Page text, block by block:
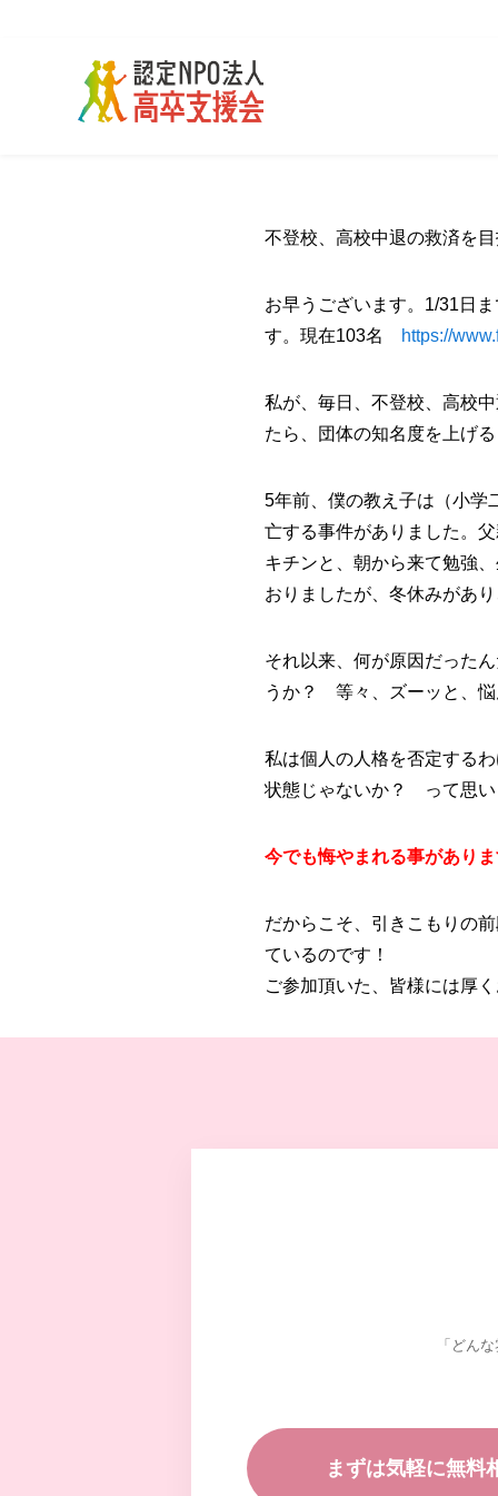
不登校、高校中退の救済を
お早うございます。1/31日
す。現在103名
https://
私が、毎日、不登校、高校
たら、団体の知名度を上げ
5年前、僕の教え子は（小学
亡する事件がありました。
キチンと、朝から来て勉強
おりましたが、冬休みがあ
それ以来、何が原因だった
うか？ 等々、ズーッと、悩
私は個人の人格を否定する
状態じゃないか？ って思い
今でも悔やまれる事があり
だからこそ、引きこもりの
ているのです！
ご参加頂いた、皆様には厚
「どん
まずは気軽に無料